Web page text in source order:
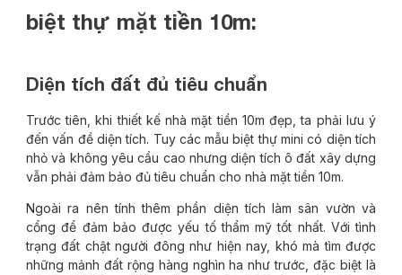
biệt thự mặt tiền 10m:
Diện tích đất đủ tiêu chuẩn
Trước tiên, khi thiết kế nhà mặt tiền 10m đẹp, ta phải lưu ý
đến vấn đề diện tích. Tuy các mẫu biệt thự mini có diện tích
nhỏ và không yêu cầu cao nhưng diện tích ô đất xây dựng
vẫn phải đảm bảo đủ tiêu chuẩn cho nhà mặt tiền 10m.
Ngoài ra nên tính thêm phần diện tích làm sân vườn và
cổng để đảm bảo được yếu tố thẩm mỹ tốt nhất. Với tình
trạng đất chật người đông như hiện nay, khó mà tìm được
những mảnh đất rộng hàng nghìn ha như trước, đặc biệt là